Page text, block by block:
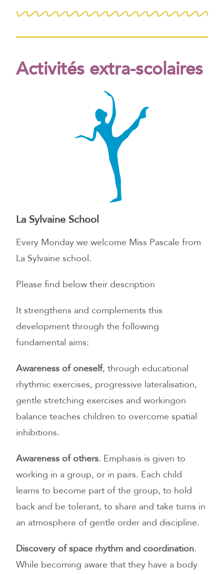
Activités extra-scolaires
La Sylvaine School
Every Monday we welcome Miss Pascale from
La Sylvaine school.
Please find below their description
It strengthens and complements this
development through the following
fundamental aims:
Awareness of oneself, through educational
rhythmic exercises, progressive lateralisation,
gentle stretching exercises and workingon
balance teaches children to overcome spatial
inhibitions.
Awareness of others. Emphasis is given to
working in a group, or in pairs. Each child
learns to become part of the group, to hold
back and be tolerant, to share and take turns in
an atmosphere of gentle order and discipline.
Discovery of space rhythm and coordination.
While becoming aware that they have a body